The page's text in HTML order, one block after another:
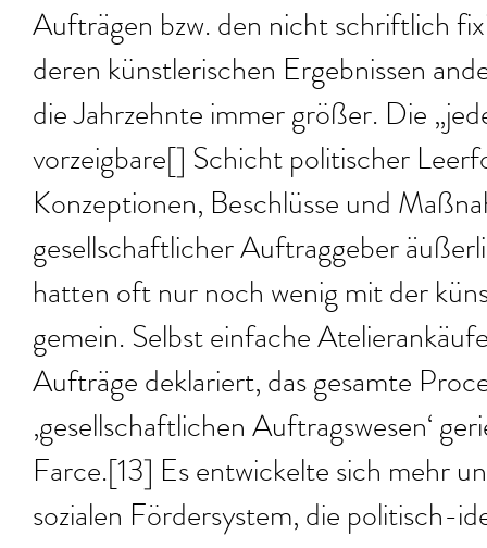
Aufträgen bzw. den nicht schriftlich
deren künstlerischen Ergebnissen
die Jahrzehnte immer größer. Die
vorzeigbare[] Schicht politischer
Konzeptionen, Beschlüsse und
gesellschaftlicher Auftraggeber
hatten oft nur noch wenig mit der
gemein. Selbst einfache
Aufträge deklariert, das gesamte
‚gesellschaftlichen Auftragswesen‘
Farce.[13] Es entwickelte sich mehr
sozialen Fördersystem, die politisch-